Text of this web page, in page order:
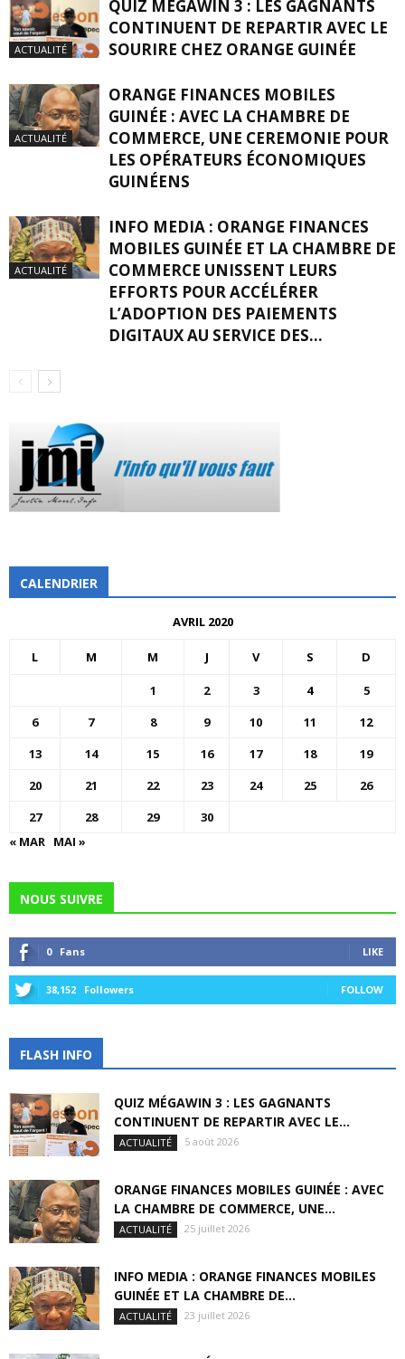
ACTUALITÉ
QUIZ MÉGAWIN 3 : LES GAGNANTS
CONTINUENT DE REPARTIR AVEC LE
SOURIRE CHEZ ORANGE GUINÉE
ACTUALITÉ
ORANGE FINANCES MOBILES
GUINÉE : AVEC LA CHAMBRE DE
COMMERCE, UNE CEREMONIE POUR
LES OPÉRATEURS ÉCONOMIQUES
GUINÉENS
ACTUALITÉ
INFO MEDIA : ORANGE FINANCES
MOBILES GUINÉE ET LA CHAMBRE DE
COMMERCE UNISSENT LEURS
EFFORTS POUR ACCÉLÉRER
L’ADOPTION DES PAIEMENTS
DIGITAUX AU SERVICE DES...
CALENDRIER
AVRIL 2020
L M M J V S D
1 2 3 4
5
6
7 8 9 10 11
12
13
14 15 16 17 18
19
20
21 22 23 24 25
26
27
28 29
30
« MAR MAI »
NOUS SUIVRE
0 Fans LIKE
38,152 Followers FOLLOW
FLASH INFO
QUIZ MÉGAWIN 3 : LES GAGNANTS
CONTINUENT DE REPARTIR AVEC LE...
ACTUALITÉ 5 août 2026
ORANGE FINANCES MOBILES GUINÉE : AVEC
LA CHAMBRE DE COMMERCE, UNE...
ACTUALITÉ 25 juillet 2026
INFO MEDIA : ORANGE FINANCES MOBILES
GUINÉE ET LA CHAMBRE DE...
ACTUALITÉ 23 juillet 2026